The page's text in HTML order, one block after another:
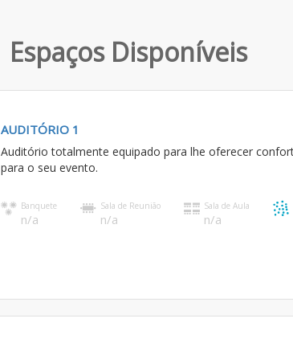
Espaços Disponíveis
AUDITÓRIO 1
Auditório totalmente equipado para lhe oferecer
para o seu evento.
Banquete
n/a
Sala de Reunião
n/a
Sala de Aula
n/a